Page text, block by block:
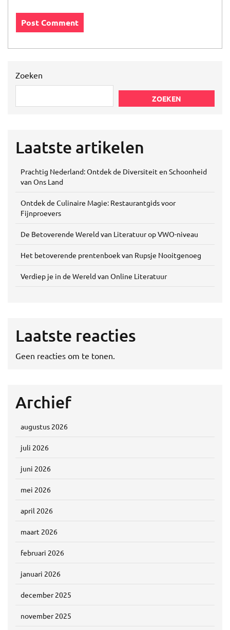
Zoeken
ZOEKEN
Laatste artikelen
Prachtig Nederland: Ontdek de Diversiteit en Schoonheid
van Ons Land
Ontdek de Culinaire Magie: Restaurantgids voor
Fijnproevers
De Betoverende Wereld van Literatuur op VWO-niveau
Het betoverende prentenboek van Rupsje Nooitgenoeg
Verdiep je in de Wereld van Online Literatuur
Laatste reacties
Geen reacties om te tonen.
Archief
augustus 2026
juli 2026
juni 2026
mei 2026
april 2026
maart 2026
februari 2026
januari 2026
december 2025
november 2025